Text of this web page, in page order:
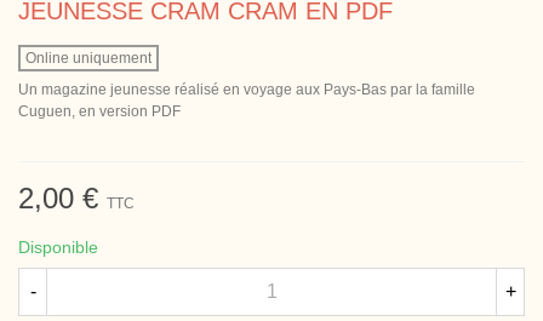
JEUNESSE CRAM CRAM EN PDF
Online uniquement
Un magazine jeunesse réalisé en voyage aux Pays-Bas par la famille
Cuguen, en version PDF
2,00 € TTC
Disponible
- +